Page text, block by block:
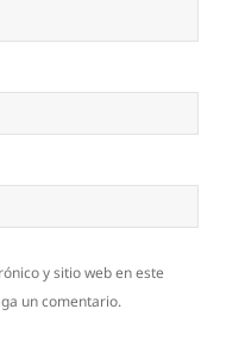
y sitio web en este
un comentario.